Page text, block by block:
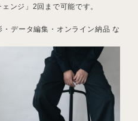
ンジ」2回まで可能です。
データ編集・オンライン納品 な